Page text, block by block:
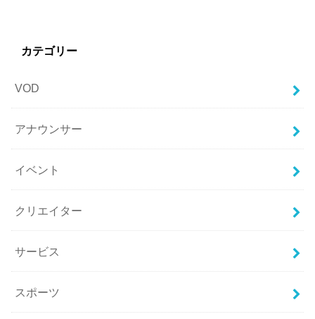
カテゴリー
VOD
アナウンサー
イベント
クリエイター
サービス
スポーツ